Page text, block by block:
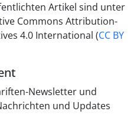
Artikel sind unter
Commons Attribution-
4.0 International (CC BY
Newsletter und
und Updates